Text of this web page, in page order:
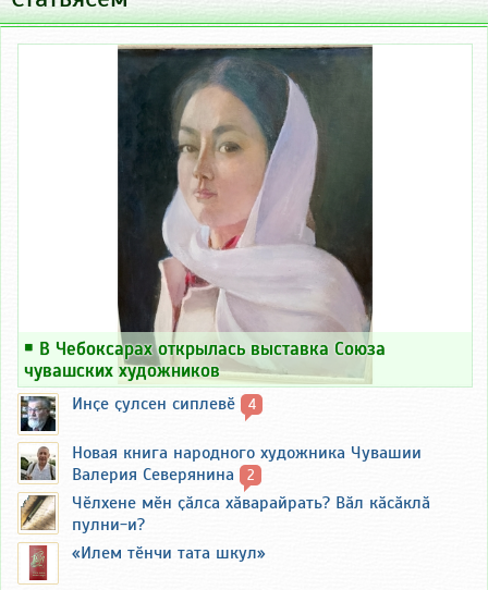
￭ В Чебоксарах открылась выставка Союза
чувашских художников
Инҫе ҫулсен сиплевӗ 4
Новая книга народного художника Чувашии
Валерия Северянина
2
Чӗлхене мӗн ҫӑлса хӑварайрать? Вӑл кӑсӑклӑ
пулни-и?
«Илем тӗнчи тата шкул»